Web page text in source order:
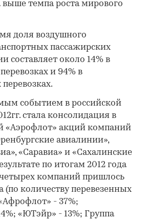
выше темпа роста мирового
доля воздушного
пассажирских
составляет около 14% в
и 94% в
событием в российской
стала консолидация в
«Аэрофлот» акций компаний
авиалинии»,
«Саравиа» и «Сахалинские
по итогам 2012 года
компаний пришлось
(по количеству перевезенных
- 37%;
«ЮТэйр» - 13%; Группа